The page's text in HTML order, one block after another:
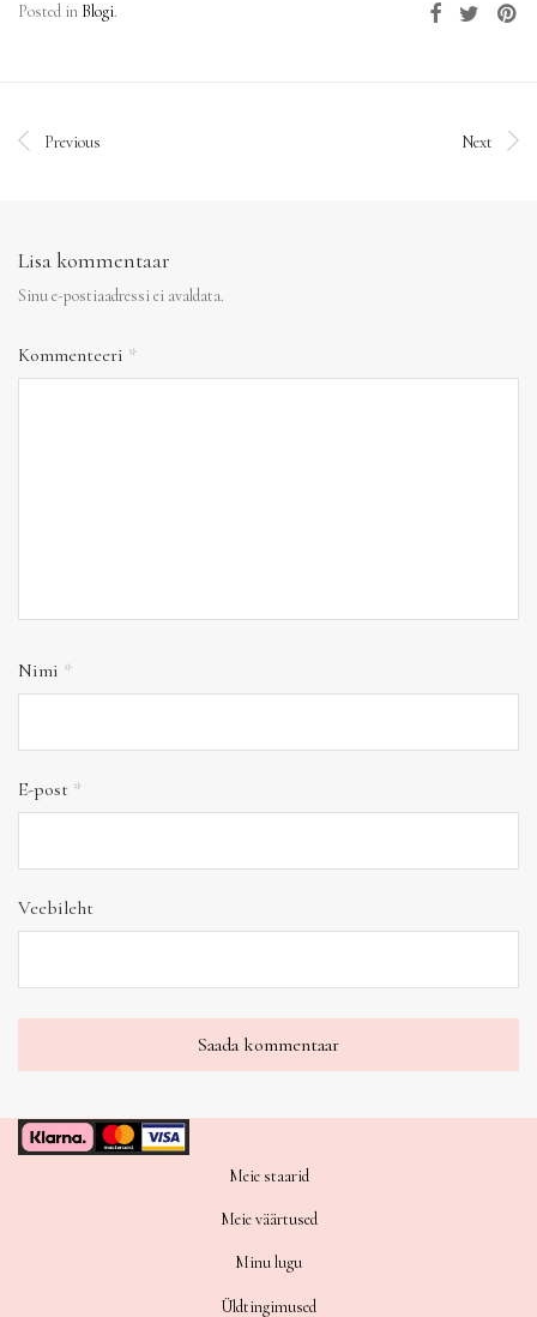
Posted in Blogi.
Previous Next
Lisa kommentaar
Sinu e-postiaadressi ei avaldata.
Kommenteeri *
Nimi *
E-post *
Veebileht
Meie staarid
Meie väärtused
Minu lugu
Üldtingimused